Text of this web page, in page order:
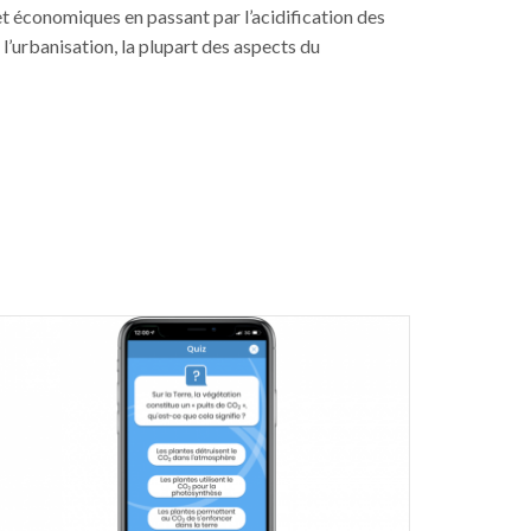
en passant par l’acidification des
la plupart des aspects du